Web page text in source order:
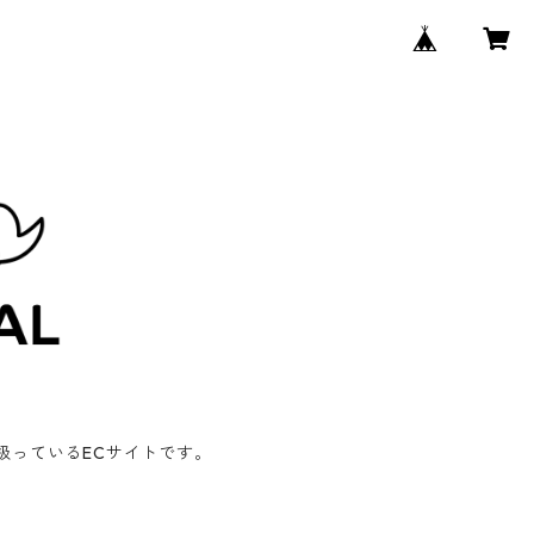
ているECサイトです。